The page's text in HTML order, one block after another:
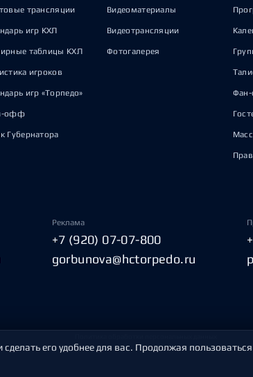
трансляции
игр КХЛ
таблицы КХЛ
игроков
игр «Торпедо»
офф
Губернатора
Видеоматериалы
Видеотрансляции
Фотогалерея
Фан-
Реклама
+7 (920) 07-07-800
gorbunova@hctorpedo.ru
его удобнее для вас. Продолжая